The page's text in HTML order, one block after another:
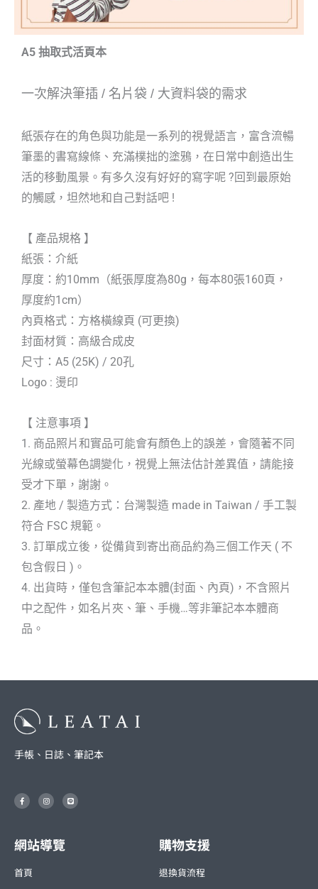
A5 抽取式活頁本
一次解決筆插 / 名片袋 / 大資料袋的需求
紙張存在的角色與功能是一系列的視覺語言，富含流暢
筆墨的書寫線條、充滿樸拙的塗鴉，在日常中創造出生
活的移動風景。有多久沒有好好的寫字呢 ?回到最原始
的觸感，坦然地和自己對話吧 !
【 產品規格 】
紙張：介紙
厚度：約10mm（紙張厚度為80g，每本80張160頁，
厚度約1cm）
內頁格式：方格橫線頁 (可更換)
封面材質：高級合成皮
尺寸：A5 (25K) / 20孔
Logo : 燙印
【 注意事項 】
1. 商品照片和實品可能會有顏色上的誤差，會隨著不同
光線或螢幕色調變化，視覺上無法估計差異值，請能接
受才下單，謝謝。
2. 產地 / 製造方式：台灣製造 made in Taiwan / 手工製
符合 FSC 規範。
3. 訂單成立後，從備貨到寄出商品約為三個工作天 ( 不
包含假日 )。
4. 出貨時，僅包含筆記本本體(封面、內頁)，不含照片
中之配件，如名片夾、筆、手機…等非筆記本本體商
品。
手帳、日誌、筆記本
F
a
c
k
-
I
n
s
r
a
m
L
i
n
網站導覽
首頁
購物支援
退換貨流程